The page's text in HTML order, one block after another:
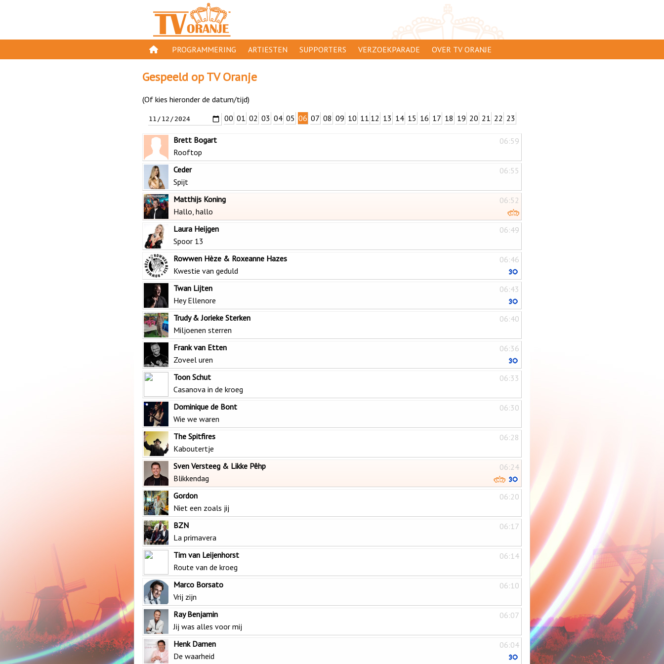
PROGRAMMERING
11 VAN ORANJE
ARTIESTEN SUPPORTERS VERZOEKPARADE OVER TV ORANJE
Gespeeld op TV Oranje
(Of kies hieronder de datum/tijd)
00 01 02 03 04 05 06 07 08 09 10 11 12 13 14 15 16 17 18 19 20 21 22 23
06:59
Brett Bogart
Rooftop
06:55
Ceder
Spijt
06:52
Matthijs Koning
Hallo, hallo
06:49
Laura Heijgen
Spoor 13
06:46
Rowwen Hèze & Roxeanne Hazes
Kwestie van geduld
06:43
Twan Lijten
Hey Ellenore
06:40
Trudy & Jorieke Sterken
Miljoenen sterren
06:36
Frank van Etten
Zoveel uren
06:33
Toon Schut
Casanova in de kroeg
06:30
Dominique de Bont
Wie we waren
06:28
The Spitfires
Kaboutertje
06:24
Sven Versteeg & Likke Pêhp
Blikkendag
06:20
Gordon
Niet een zoals jij
06:17
BZN
La primavera
06:14
Tim van Leijenhorst
Route van de kroeg
06:10
Marco Borsato
Vrij zijn
06:07
Ray Benjamin
Jij was alles voor mij
06:04
Henk Damen
De waarheid